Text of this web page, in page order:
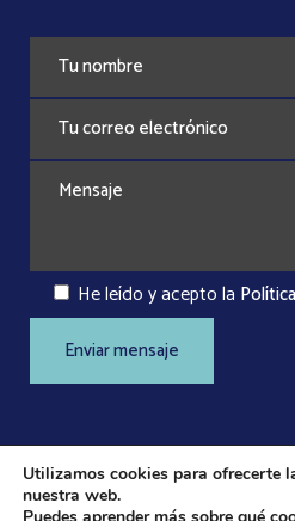
He leído y acepto la
Utilizamos cookies para ofrecerte
nuestra web.